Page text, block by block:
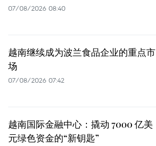
07/08/2026 08:40
越南继续成为波兰食品企业的重点市
场
07/08/2026 07:42
越南国际金融中心：撬动 7000 亿美
元绿色资金的“新钥匙”